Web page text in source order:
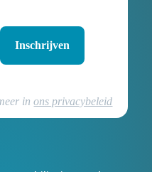
inons privacybeleid